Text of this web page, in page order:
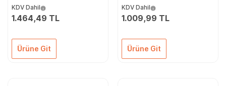
DOMATES, SOĞAN)
KDV Dahil
1.464,49 TL
Ürüne Git
KDV Dahil
1.009,99 TL
Ürüne Git